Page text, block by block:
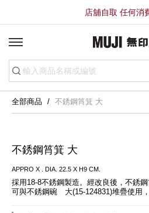
店舖自取 任何消
全部商品 不銹鋼筲箕 大
不銹鋼筲箕 大
APPRO X . DIA. 22.5 X H9 CM.
採用18-8不銹鋼製造。經改良後，不銹
可與不銹鋼碗　大(15-124831)堆疊使用